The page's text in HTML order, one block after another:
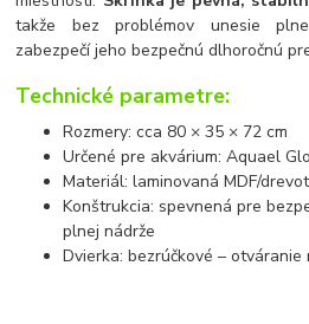
takže bez problémov unesie
zabezpečí jeho bezpečnú dlhoročnú
Technické parametre:
Rozmery: cca 80 × 35 × 72 cm
Určené pre akvárium: Aquael
Materiál: laminovaná MDF/
Konštrukcia: spevnená pre
plnej nádrže
Dvierka: bezrúčkové – otváranie